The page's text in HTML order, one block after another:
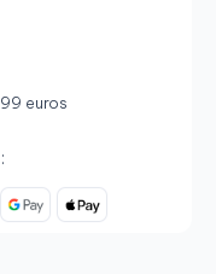
euros